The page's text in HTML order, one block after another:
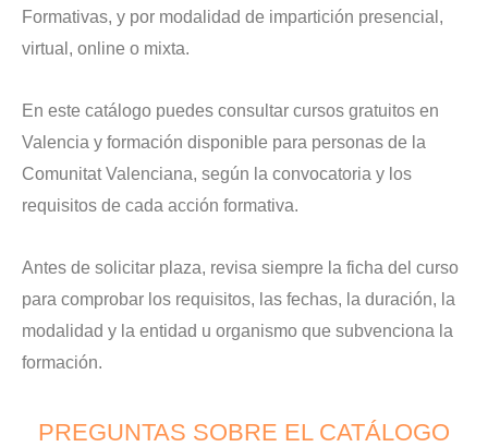
Formativas, y por modalidad de impartición presencial,
virtual, online o mixta.
En este catálogo puedes consultar cursos gratuitos en
Valencia y formación disponible para personas de la
Comunitat Valenciana, según la convocatoria y los
requisitos de cada acción formativa.
Antes de solicitar plaza, revisa siempre la ficha del curso
para comprobar los requisitos, las fechas, la duración, la
modalidad y la entidad u organismo que subvenciona la
formación.
PREGUNTAS SOBRE EL CATÁLOGO